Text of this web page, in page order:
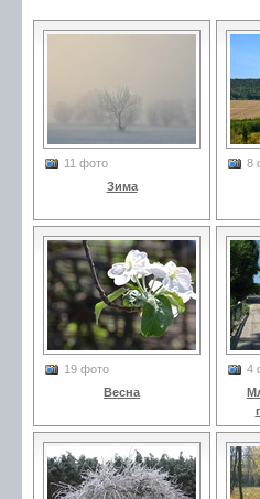
11 фото
Зима
8
19 фото
Весна
4